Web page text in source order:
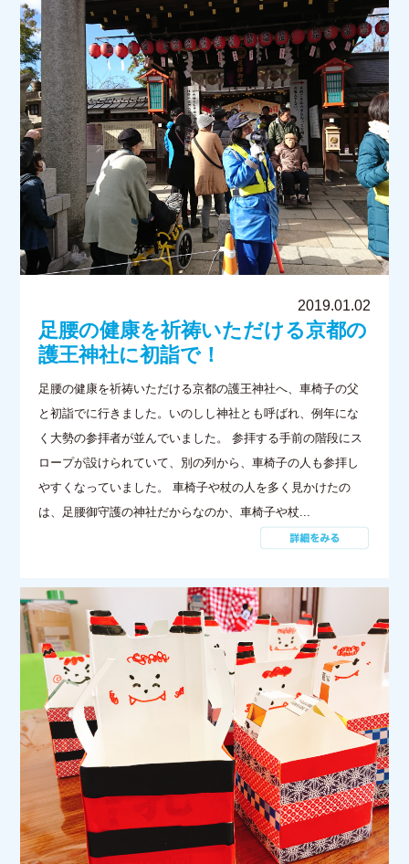
2019.01.02
足腰の健康を祈祷いただける京都の
護王神社に初詣で！
足腰の健康を祈祷いただける京都の護王神社へ、車椅子の父
と初詣でに行きました。いのしし神社とも呼ばれ、例年にな
く大勢の参拝者が並んでいました。 参拝する手前の階段にス
ロープが設けられていて、別の列から、車椅子の人も参拝し
やすくなっていました。 車椅子や杖の人を多く見かけたの
は、足腰御守護の神社だからなのか、車椅子や杖...